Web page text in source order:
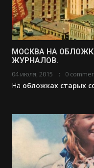
МОСКВА НА
ЖУРНАЛОВ.
04 июля, 2015 0
На обложках старых